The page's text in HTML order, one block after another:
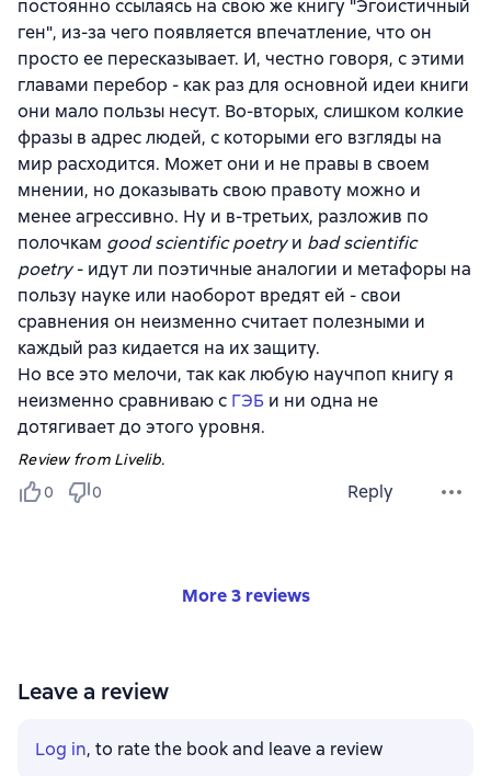
постоянно ссылаясь на свою же книгу "Эгоистичный
ген", из-за чего появляется впечатление, что он
просто ее пересказывает. И, честно говоря, с этими
главами перебор - как раз для основной идеи книги
они мало пользы несут. Во-вторых, слишком колкие
фразы в адрес людей, с которыми его взгляды на
мир расходится. Может они и не правы в своем
мнении, но доказывать свою правоту можно и
менее агрессивно. Ну и в-третьих, разложив по
полочкам good scientific poetryи bad scientific
poetry- идут ли поэтичные аналогии и метафоры на
пользу науке или наоборот вредят ей - свои
сравнения он неизменно считает полезными и
каждый раз кидается на их защиту.
Но все это мелочи, так как любую научпоп книгу я
неизменно сравниваю с ГЭБ и ни одна не
дотягивает до этого уровня.
Review from Livelib.
0
0 Reply
More 3 reviews
Leave a review
Log in, to rate the book and leave a review